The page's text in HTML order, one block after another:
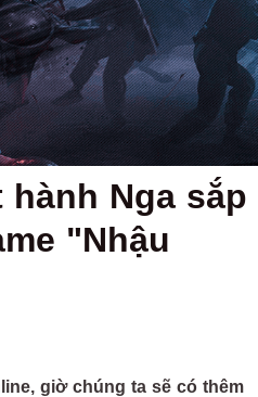
hành Nga sắp
"Nhậu
giờ chúng ta sẽ có thêm